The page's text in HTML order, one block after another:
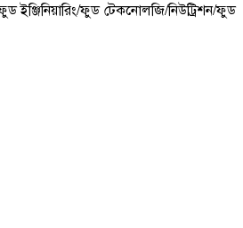
ইঞ্জিনিয়ারিং/ফুড টেকনোলজি/নিউট্রিশন/ফুড